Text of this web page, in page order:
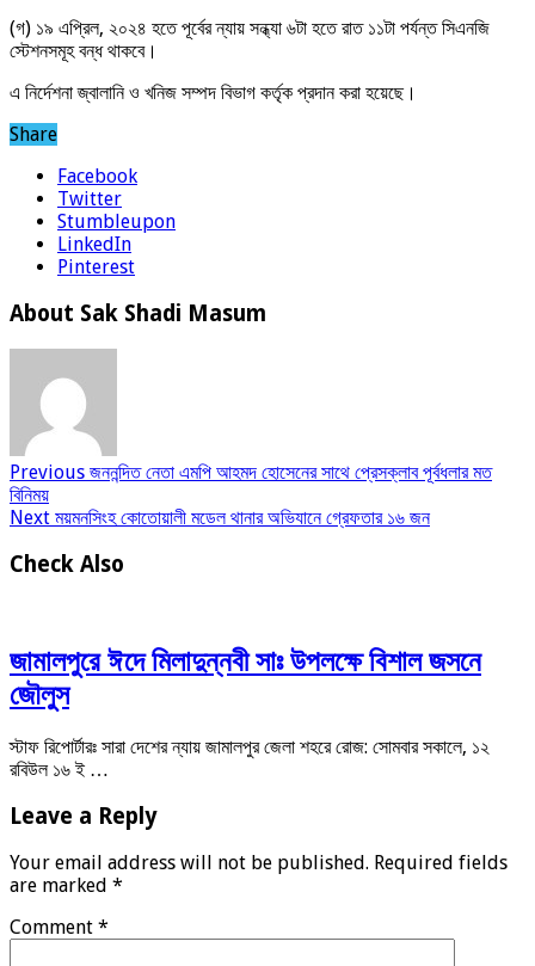
(গ) ১৯ এপ্রিল, ২০২৪ হতে পূর্বের ন্যায় সন্ধ্যা ৬টা হতে রাত ১১টা পর্যন্ত সিএনজি
স্টেশনসমূহ বন্ধ থাকবে।
এ নির্দেশনা জ্বালানি ও খনিজ সম্পদ বিভাগ কর্তৃক প্রদান করা হয়েছে।
Share
Facebook
Twitter
Stumbleupon
LinkedIn
Pinterest
About Sak Shadi Masum
Previous জননন্দিত নেতা এমপি আহমদ হোসেনের সাথে প্রেসক্লাব পূর্বধলার মত
বিনিময়
Next ময়মনসিংহ কোতোয়ালী মডেল থানার অভিযানে গ্রেফতার ১৬ জন
Check Also
জামালপুরে ঈদে মিলাদুন্নবী সাঃ উপলক্ষে বিশাল জসনে
জৌলুস
স্টাফ রিপোর্টারঃ সারা দেশের ন্যায় জামালপুর জেলা শহরে রোজ: সোমবার সকালে, ১২
রবিউল ১৬ ই …
Leave a Reply
Your email address will not be published. Required fields
are marked *
Comment *